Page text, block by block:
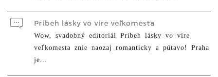
Príbeh lásky vo víre veľkomesta
Wow, svadobný editoriál Príbeh lásky vo víre
veľkomesta znie naozaj romanticky a pútavo! Praha
je...